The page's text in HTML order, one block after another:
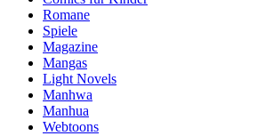
Romane
Spiele
Magazine
Mangas
Light Novels
Manhwa
Manhua
Webtoons